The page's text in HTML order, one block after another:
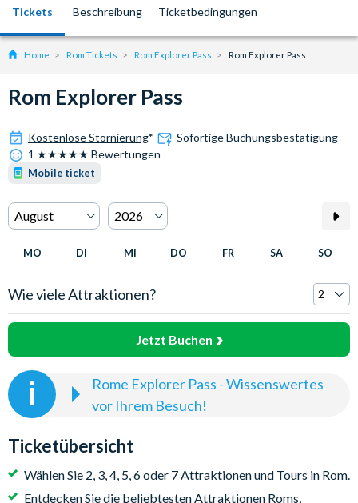
Tickets Beschreibung Ticketbedingungen
Home Rom Tickets Rom Explorer Pass Rom Explorer Pass
Rom Explorer Pass
Kostenlose Stornierung*
Sofortige Buchungsbestätigung
1 ★★★★★ Bewertungen
Mobile ticket
MO DI MI DO FR SA SO
Wie viele Attraktionen?
Jetzt Buchen
Rome Explorer Pass - Wissenswertes
vor Ihrem Besuch!
Aufgrund von COVID-19 ist für viele Touren und
die räumliche Distanzierung zu gewährleisten. Die für
die Reservierung notwendigen Schritte finden Sie im
Abschnitt "Reservierungen" des digitalen Rome
Ticketübersicht
Wählen Sie 2, 3, 4, 5, 6 oder 7 Attraktionen und Tours in Rom.
Entdecken Sie die beliebtesten Attraktionen Roms,